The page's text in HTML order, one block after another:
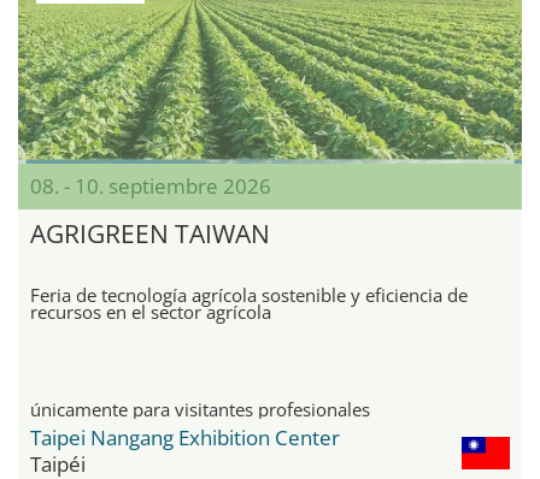
08. - 10. septiembre 2026
AGRIGREEN TAIWAN
Feria de tecnología agrícola sostenible y eficiencia de
recursos en el sector agrícola
únicamente para visitantes profesionales
Taipei Nangang Exhibition Center
Taipéi